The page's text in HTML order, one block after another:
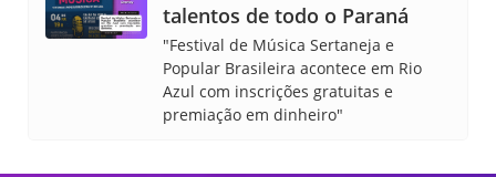
talentos de todo o Paraná
"Festival de Música Sertaneja e
Popular Brasileira acontece em Rio
Azul com inscrições gratuitas e
premiação em dinheiro"